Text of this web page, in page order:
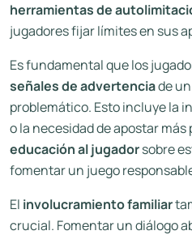
herramientas de
jugadores fijar límites en sus
Es fundamental que los
señales de advertenciade
problemático. Esto incluye la
o la necesidad de apostar
educación al jugadorsobre
fomentar un juego
El involucramiento familiar
crucial. Fomentar un diálogo